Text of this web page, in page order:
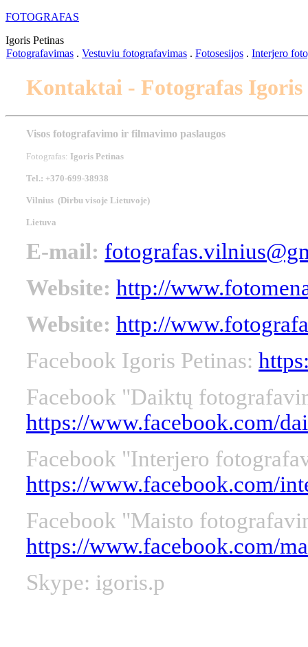
FOTOGRAFAS
Igoris Petinas
Fotografavimas . Vestuviu fotografavimas . Fotosesijos . Interjero
Kontaktai - Fotografas Igoris
Visos fotografavimo ir filmavimo paslaugos
Fotografas: Igoris Petinas
Tel.: +370-699-38938
Vilnius (Dirbu visoje Lietuvoje)
Lietuva
E-mail:
Website: http://
Website: http://
Facebook Igoris Petinas:
Facebook "Daiktų
https://www.facebook.com/
Facebook "Interjero
https://www.facebook.com/
Facebook "Maisto
https://www.facebook.com/
Skype: igoris.p